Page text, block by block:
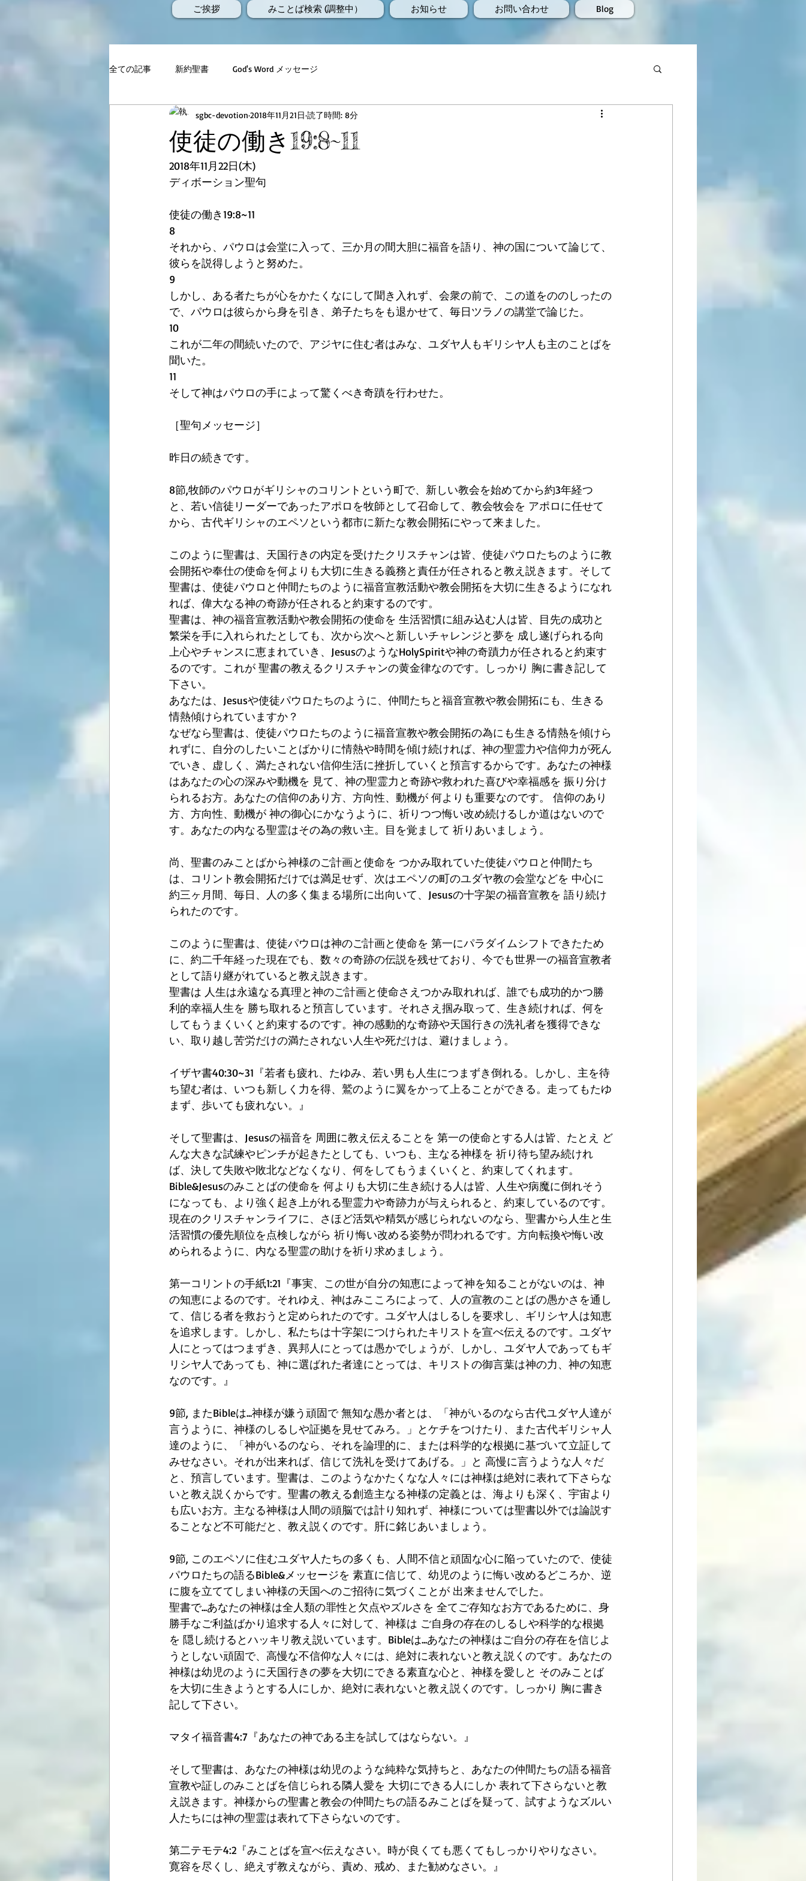
ご挨拶 みことば検索 (調整中） お知らせ お問い合わせ Blog
全ての記事 新約聖書 God's Word メッセージ
使徒の働き19:8~11
sgbc-devotion 2018年11月21日 読了時間: 8分
2018年11月22日(木)
ディボーション聖句
使徒の働き19:8~11
8
それから、パウロは会堂に入って、三か月の間大胆に福音を語り、神の国について論じて、
彼らを説得しようと努めた。
9
しかし、ある者たちが心をかたくなにして聞き入れず、会衆の前で、この道をののしったの
で、パウロは彼らから身を引き、弟子たちをも退かせて、毎日ツラノの講堂で論じた。
10
これが二年の間続いたので、アジヤに住む者はみな、ユダヤ人もギリシヤ人も主のことばを
聞いた。
11
そして神はパウロの手によって驚くべき奇蹟を行わせた。
［聖句メッセージ］
昨日の続きです。
8節,牧師のパウロがギリシャのコリントという町で、新しい教会を始めてから約3年経つ
と、若い信徒リーダーであったアポロを牧師として召命して、教会牧会を アポロに任せて
から、古代ギリシャのエペソという都市に新たな教会開拓にやって来ました。
このように聖書は、天国行きの内定を受けたクリスチャンは皆、使徒パウロたちのように教
会開拓や奉仕の使命を何よりも大切に生きる義務と責任が任されると教え説きます。そして
聖書は、使徒パウロと仲間たちのように福音宣教活動や教会開拓を大切に生きるようになれ
れば、偉大なる神の奇跡が任されると約束するのです。
聖書は、神の福音宣教活動や教会開拓の使命を 生活習慣に組み込む人は皆、目先の成功と
繁栄を手に入れられたとしても、次から次へと新しいチャレンジと夢を 成し遂げられる向
上心やチャンスに恵まれていき、JesusのようなHolySpiritや神の奇蹟力が任されると約束す
るのです。これが 聖書の教えるクリスチャンの黄金律なのです。しっかり 胸に書き記して
下さい。
あなたは、Jesusや使徒パウロたちのように、仲間たちと福音宣教や教会開拓にも、生きる
情熱傾けられていますか？
なぜなら聖書は、使徒パウロたちのように福音宣教や教会開拓の為にも生きる情熱を傾けら
れずに、自分のしたいことばかりに情熱や時間を傾け続ければ、神の聖霊力や信仰力が死ん
でいき、虚しく、満たされない信仰生活に挫折していくと預言するからです。あなたの神様
はあなたの心の深みや動機を 見て、神の聖霊力と奇跡や救われた喜びや幸福感を 振り分け
られるお方。あなたの信仰のあり方、方向性、動機が 何よりも重要なのです。 信仰のあり
方、方向性、動機が 神の御心にかなうように、祈りつつ悔い改め続けるしか道はないので
す。あなたの内なる聖霊はその為の救い主。目を覚まして 祈りあいましょう。
尚、聖書のみことばから神様のご計画と使命を つかみ取れていた使徒パウロと仲間たち
は、コリント教会開拓だけでは満足せず、次はエペソの町のユダヤ教の会堂などを 中心に
約三ヶ月間、毎日、人の多く集まる場所に出向いて、Jesusの十字架の福音宣教を 語り続け
られたのです。
このように聖書は、使徒パウロは神のご計画と使命を 第一にパラダイムシフトできたため
に、約二千年経った現在でも、数々の奇跡の伝説を残せており、今でも世界一の福音宣教者
として語り継がれていると教え説きます。
聖書は 人生は永遠なる真理と神のご計画と使命さえつかみ取れれば、誰でも成功的かつ勝
利的幸福人生を 勝ち取れると預言しています。それさえ掴み取って、生き続ければ、何を
してもうまくいくと約束するのです。神の感動的な奇跡や天国行きの洗礼者を獲得できな
い、取り越し苦労だけの満たされない人生や死だけは、避けましょう。
イザヤ書40:30~31『若者も疲れ、たゆみ、若い男も人生につまずき倒れる。しかし、主を待
ち望む者は、いつも新しく力を得、鷲のように翼をかって上ることができる。走ってもたゆ
まず、歩いても疲れない。』
そして聖書は、Jesusの福音を 周囲に教え伝えることを 第一の使命とする人は皆、たとえ ど
んな大きな試練やピンチが起きたとしても、いつも、主なる神様を 祈り待ち望み続けれ
ば、決して失敗や敗北などなくなり、何をしてもうまくいくと、約束してくれます。
Bible&Jesusのみことばの使命を 何よりも大切に生き続ける人は皆、人生や病魔に倒れそう
になっても、より強く起き上がれる聖霊力や奇跡力が与えられると、約束しているのです。
現在のクリスチャンライフに、さほど活気や精気が感じられないのなら、聖書から人生と生
活習慣の優先順位を点検しながら 祈り悔い改める姿勢が問われるです。方向転換や悔い改
められるように、内なる聖霊の助けを祈り求めましょう。
第一コリントの手紙1:21『事実、この世が自分の知恵によって神を知ることがないのは、神
の知恵によるのです。それゆえ、神はみこころによって、人の宣教のことばの愚かさを通し
て、信じる者を救おうと定められたのです。ユダヤ人はしるしを要求し、ギリシヤ人は知恵
を追求します。しかし、私たちは十字架につけられたキリストを宣べ伝えるのです。ユダヤ
人にとってはつまずき、異邦人にとっては愚かでしょうが、しかし、ユダヤ人であってもギ
リシヤ人であっても、神に選ばれた者達にとっては、キリストの御言葉は神の力、神の知恵
なのです。』
9節, またBibleは...神様が嫌う頑固で 無知な愚か者とは、「神がいるのなら古代ユダヤ人達が
言うように、神様のしるしや証拠を見せてみろ。」とケチをつけたり、また古代ギリシャ人
達のように、「神がいるのなら、それを論理的に、または科学的な根拠に基づいて立証して
みせなさい。それが出来れば、信じて洗礼を受けてあげる。」と 高慢に言うような人々だ
と、預言しています。聖書は、このようなかたくなな人々には神様は絶対に表れて下さらな
いと教え説くからです。聖書の教える創造主なる神様の定義とは、海よりも深く、宇宙より
も広いお方。主なる神様は人間の頭脳では計り知れず、神様については聖書以外では論説す
ることなど不可能だと、教え説くのです。肝に銘じあいましょう。
9節, このエペソに住むユダヤ人たちの多くも、人間不信と頑固な心に陥っていたので、使徒
パウロたちの語るBible&メッセージを 素直に信じて、幼児のように悔い改めるどころか、逆
に腹を立ててしまい神様の天国へのご招待に気づくことが 出来ませんでした。
聖書で...あなたの神様は全人類の罪性と欠点やズルさを 全てご存知なお方であるために、身
勝手なご利益ばかり追求する人々に対して、神様は ご自身の存在のしるしや科学的な根拠
を 隠し続けるとハッキリ教え説いています。Bibleは...あなたの神様はご自分の存在を信じよ
うとしない頑固で、高慢な不信仰な人々には、絶対に表れないと教え説くのです。あなたの
神様は幼児のように天国行きの夢を大切にできる素直な心と、神様を愛しと そのみことば
を大切に生きようとする人にしか、絶対に表れないと教え説くのです。しっかり 胸に書き
記して下さい。
マタイ福音書4:7『あなたの神である主を試してはならない。』
そして聖書は、あなたの神様は幼児のような純粋な気持ちと、あなたの仲間たちの語る福音
宣教や証しのみことばを信じられる隣人愛を 大切にできる人にしか 表れて下さらないと教
え説きます。神様からの聖書と教会の仲間たちの語るみことばを疑って、試すようなズルい
人たちには神の聖霊は表れて下さらないのです。
第二テモテ4:2『みことばを宣べ伝えなさい。時が良くても悪くてもしっかりやりなさい。
寛容を尽くし、絶えず教えながら、責め、戒め、また勧めなさい。』